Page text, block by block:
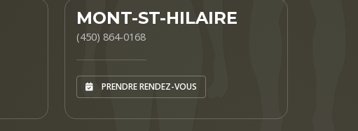
MONT-ST-HILAIRE
(450) 864-0168
PRENDRE RENDEZ-VOUS